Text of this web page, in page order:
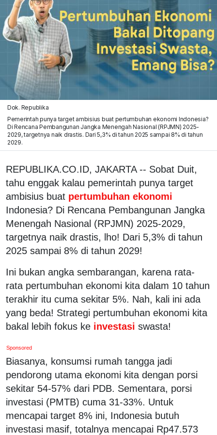
Dok. Republika
Pemerintah punya target ambisius buat pertumbuhan ekonomi Indonesia?
Di Rencana Pembangunan Jangka Menengah Nasional (RPJMN) 2025-
2029, targetnya naik drastis. Dari 5,3% di tahun 2025 sampai 8% di tahun
2029.
REPUBLIKA.CO.ID, JAKARTA -- Sobat Duit,
tahu enggak kalau pemerintah punya target
ambisius buat pertumbuhan ekonomi
Indonesia? Di Rencana Pembangunan Jangka
Menengah Nasional (RPJMN) 2025-2029,
targetnya naik drastis, lho! Dari 5,3% di tahun
2025 sampai 8% di tahun 2029!
Ini bukan angka sembarangan, karena rata-
rata pertumbuhan ekonomi kita dalam 10 tahun
terakhir itu cuma sekitar 5%. Nah, kali ini ada
yang beda! Strategi pertumbuhan ekonomi kita
bakal lebih fokus ke investasi swasta!
Sponsored
Biasanya, konsumsi rumah tangga jadi
pendorong utama ekonomi kita dengan porsi
sekitar 54-57% dari PDB. Sementara, porsi
investasi (PMTB) cuma 31-33%. Untuk
mencapai target 8% ini, Indonesia butuh
investasi masif, totalnya mencapai Rp47.573